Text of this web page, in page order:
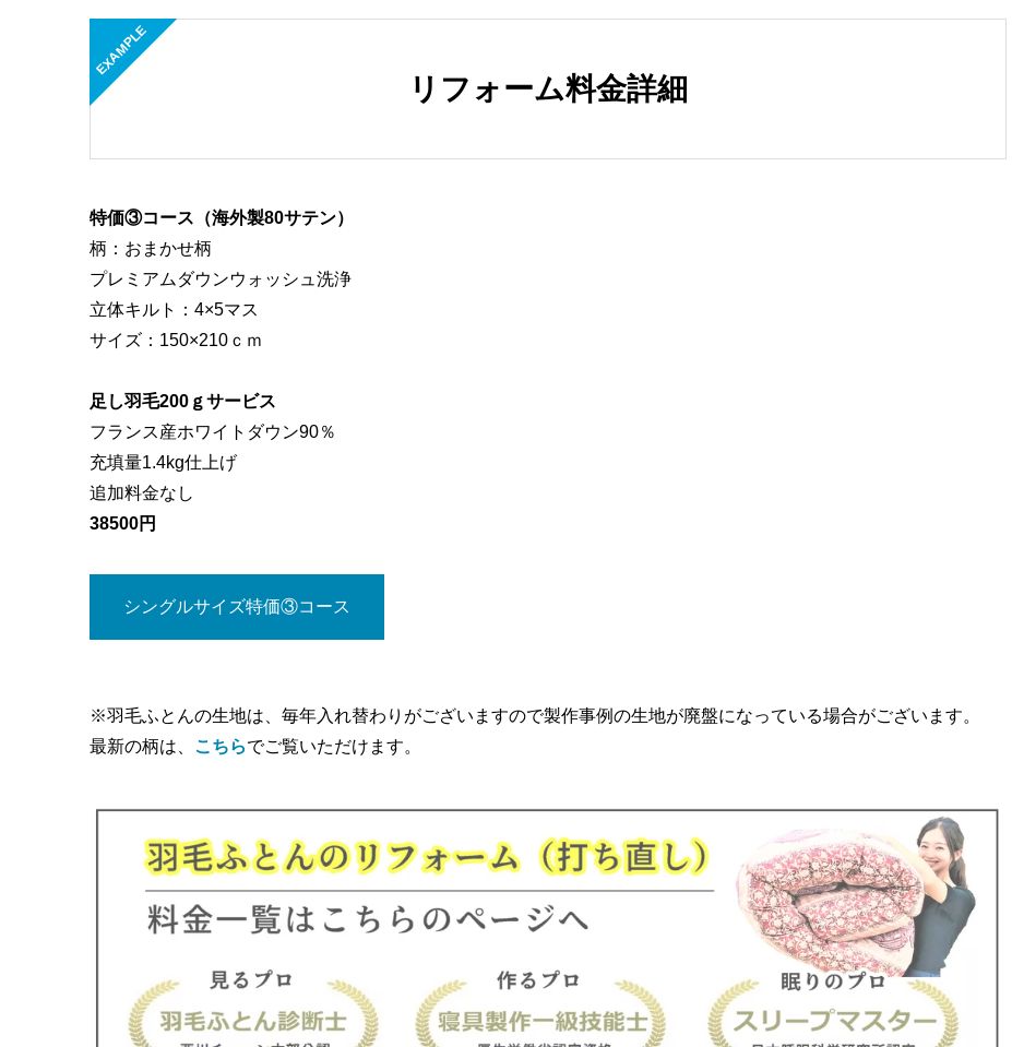
EXAMPLE
リフォーム料金詳細
特価③コース（海外製80サテン）
柄：おまかせ柄
プレミアムダウンウォッシュ洗浄
立体キルト：4×5マス
サイズ：150×210ｃｍ
足し羽毛200ｇサービス
フランス産ホワイトダウン90％
充填量1.4kg仕上げ
追加料金なし
38500円
シングルサイズ特価③コース
※羽毛ふとんの生地は、毎年入れ替わりがございますので製作事例の生地が廃盤になっている場合がございます。
最新の柄は、 こちらでご覧いただけます。